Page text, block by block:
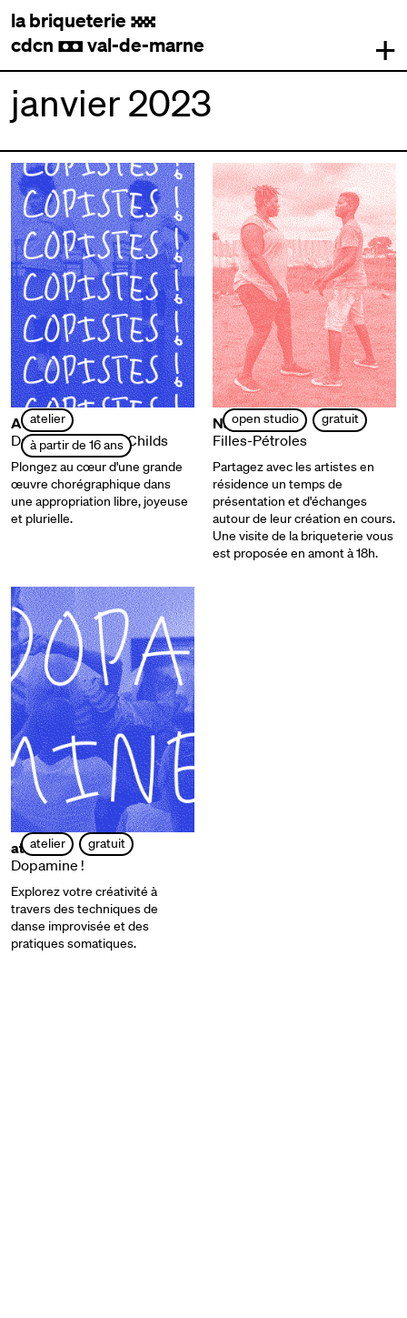
la briqueterie .
cdcn , val-de-marne
+
janvier 2023
atelier
à partir de 16 ans
Ateliers
Dance de Lucinda Childs
Plongez au cœur d'une grande
œuvre chorégraphique dans
une appropriation libre, joyeuse
et plurielle.
open studio gratuit
Nadia Beugré
Filles-Pétroles
Partagez avec les artistes en
résidence un temps de
présentation et d'échanges
autour de leur création en cours.
Une visite de la briqueterie vous
est proposée en amont à 18h.
atelier gratuit
atelier
Dopamine !
Explorez votre créativité à
travers des techniques de
danse improvisée et des
pratiques somatiques.